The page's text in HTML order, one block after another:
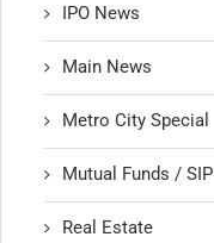
IPO News
Main News
Metro City Special
Mutual Funds / SIP
Real Estate